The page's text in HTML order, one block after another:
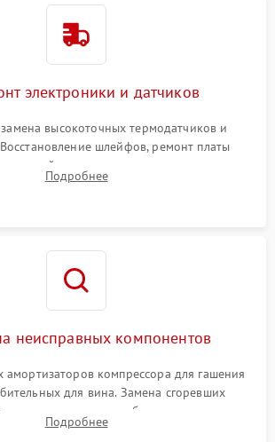
электроники и датчиков
высокоточных термодатчиков и
шлейфов, ремонт платы
за поддержание микроклимата.
защиты от УФ-излучения и подсветки.
Подробнее
неисправных компонентов
амортизаторов компрессора для гашения
для вина. Замена сгоревших
вентиляторов обдува, угольных
поврежденных уплотнителей дверцы.
Подробнее